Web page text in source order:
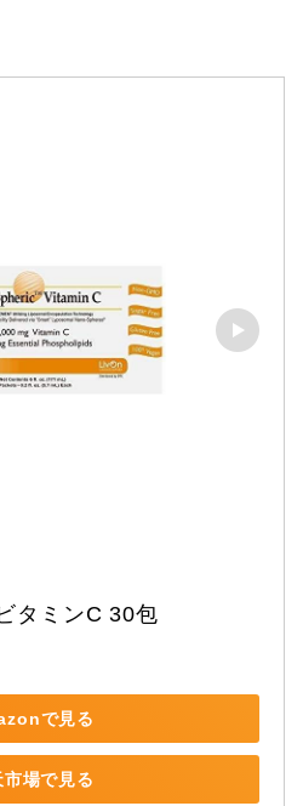
タミンC 30包
で見る
市場で見る